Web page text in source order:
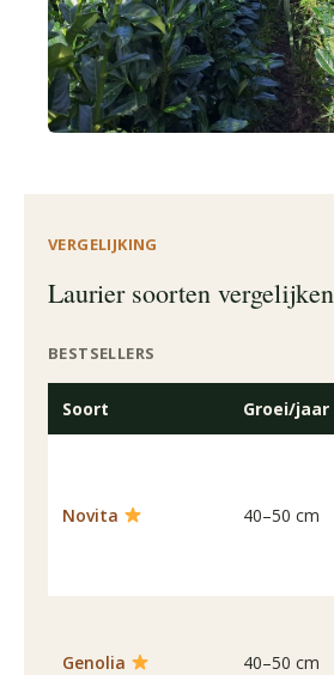
VERGELIJKING
Laurier soorten vergelijken
BESTSELLERS
Soort Groei/jaar
Novita 40–50 cm
Genolia 40–50 cm